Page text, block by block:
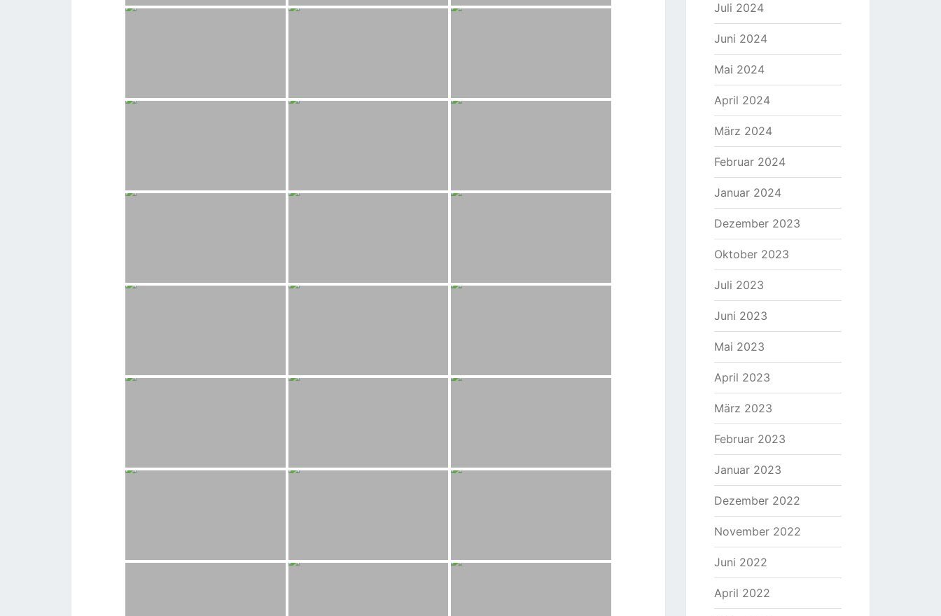
Juli 2024
Juni 2024
Mai 2024
April 2024
März 2024
Februar 2024
Januar 2024
Dezember 2023
Oktober 2023
Juli 2023
Juni 2023
Mai 2023
April 2023
März 2023
Februar 2023
Januar 2023
Dezember 2022
November 2022
Juni 2022
April 2022